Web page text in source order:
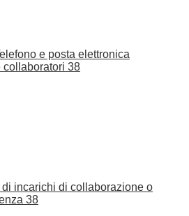
e posta elettronica
collaboratori 38
di incarichi di collaborazione o
38